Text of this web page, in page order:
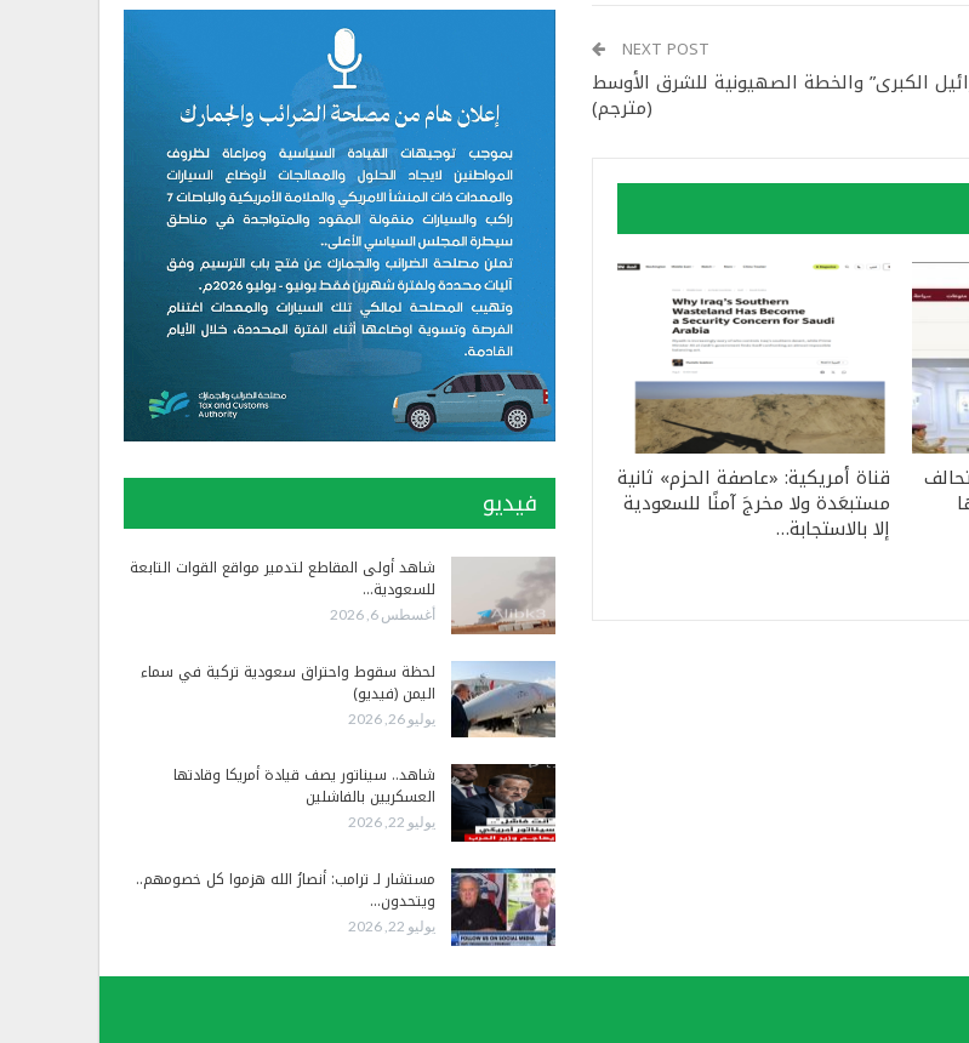
NEXT POST
الكبرى” والخطة الصهيونية للشرق الأوسط
(مترجم)
قناة أمريكية: «عاصفة الحزم» ثانية
مستبعَدة ولا مخرجَ آمنًا للسعودية
إلا بالاستجابة…
فيديو
شاهد أولى المقاطع لتدمير مواقع القوات التابعة
للسعودية…
أغسطس 6, 2026
لحظة سقوط واحتراق سعودية تركية في سماء
اليمن (فيديو)
يوليو 26, 2026
شاهد.. سيناتور يصف قيادة أمريكا وقادتها
العسكريين بالفاشلين
يوليو 22, 2026
مستشار لـ ترامب: أنصارُ الله هزموا كل خصومهم..
ويتحدون…
يوليو 22, 2026